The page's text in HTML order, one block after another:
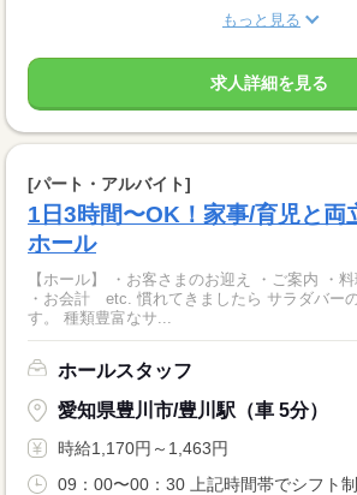
もっと見る
求人詳細を見る
[パート・アルバイト]
1日3時間〜OK！家事/育児と両
ホール
【ホール】 ・お客さまのお迎え ・ご案内 ・
・お会計 etc. 慣れてきましたら サラダバーの管理もお願いしま
す。 種類豊富なサ...
ホールスタッフ
愛知県豊川市/豊川駅（車 5分）
時給1,170円～1,463円
09：00〜00：30 上記時間帯でシフト